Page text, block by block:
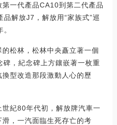
一代產品CA10到第二代產品
解放J7，解放用“家族式”巡
松林，松林中央矗立著一個
，紀念碑上方鑲嵌著一枚重
型改造那段激動人心的歷
紀80年代初，解放牌汽車一
，一汽面臨生死存亡的考